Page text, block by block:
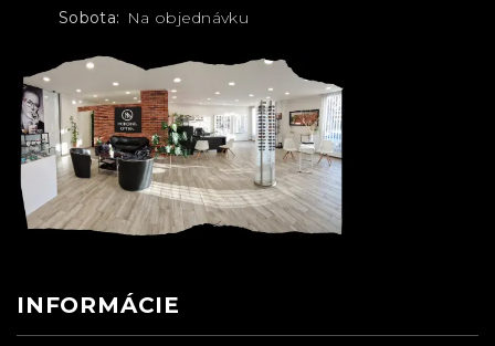
Sobota: Na objednávku
INFORMÁCIE